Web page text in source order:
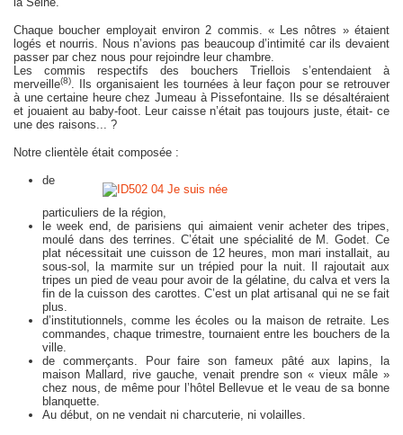
Chaque boucher employait environ 2 commis. « Les nôtres » étaient
logés et nourris. Nous n’avions pas beaucoup d’intimité car ils devaient
passer par chez nous pour rejoindre leur chambre.
Les commis respectifs des bouchers Triellois s’entendaient à
merveille(8). Ils organisaient les tournées à leur façon pour se retrouver
à une certaine heure chez Jumeau à Pissefontaine. Ils se désaltéraient
et jouaient au baby-foot. Leur caisse n’était pas toujours juste, était- ce
une des raisons... ?
Notre clientèle était composée :
de
particuliers de la région,
le week end, de parisiens qui aimaient venir acheter des tripes,
moulé dans des terrines. C’était une spécialité de M. Godet. Ce
plat nécessitait une cuisson de 12 heures, mon mari installait, au
sous-sol, la marmite sur un trépied pour la nuit. Il rajoutait aux
tripes un pied de veau pour avoir de la gélatine, du calva et vers la
fin de la cuisson des carottes. C’est un plat artisanal qui ne se fait
plus.
d’institutionnels, comme les écoles ou la maison de retraite. Les
commandes, chaque trimestre, tournaient entre les bouchers de la
ville.
de commerçants. Pour faire son fameux pâté aux lapins, la
maison Mallard, rive gauche, venait prendre son « vieux mâle »
chez nous, de même pour l’hôtel Bellevue et le veau de sa bonne
blanquette.
Au début, on ne vendait ni charcuterie, ni volailles.